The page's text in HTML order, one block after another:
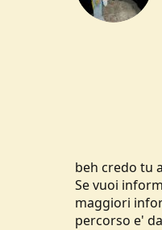
beh credo tu
Se vuoi
maggiori
percorso e'